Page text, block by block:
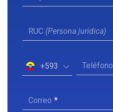
RUC (Persona jurídica)
+593 Teléfono
Correo